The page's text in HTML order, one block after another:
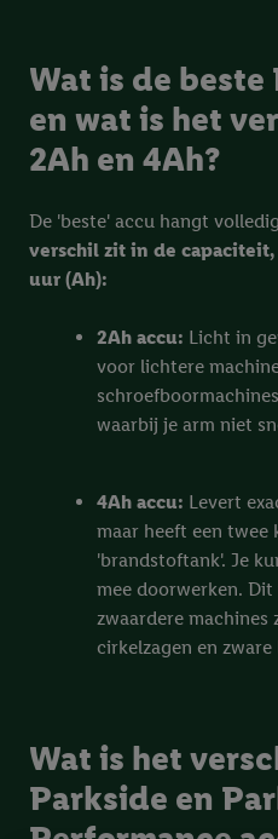
Wat is de
en wat is het
2Ah en 4Ah?
De 'beste' accu hangt
verschil zit in de
uur (Ah):
2Ah accu: Licht in
voor lichtere
waarbij je arm niet
4Ah accu: Levert
maar heeft een twee
'brandstoftank'. Je
mee doorwerken.
zwaardere machines
cirkelzagen en
Wat is het
Parkside en